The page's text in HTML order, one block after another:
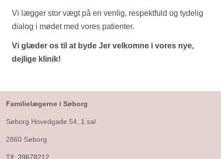
Vi lægger stor vægt på en venlig, respektfuld og tydelig
dialog i mødet med vores patienter.
Vi glæder os til at byde Jer velkomne i vores nye,
dejlige klinik!
Familielægerne i Søborg
Søborg Hovedgade 54, 1 sal
2860 Søborg
Tlf. 39678212